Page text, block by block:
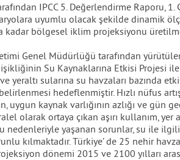
IPCC 5. Değerlendirme Raporu,
uyumlu olacak şekilde dinamik
kadar bölgesel iklim projeksiyonu
Genel Müdürlüğü tarafından
Su Kaynaklarına Etkisi Projesi
yeraltı sularına su havzaları bazında
hedeflenmiştir. Hızlı nüfus
uygun kaynak varlığının azlığı ve gün
olarak ortaya çıkan aşırı kullanım,
nedenleriyle yaşanan sorunlar, su ile
kılmaktadır. Türkiye’ de 25 nehir
dönemi 2015 ve 2100 yılları